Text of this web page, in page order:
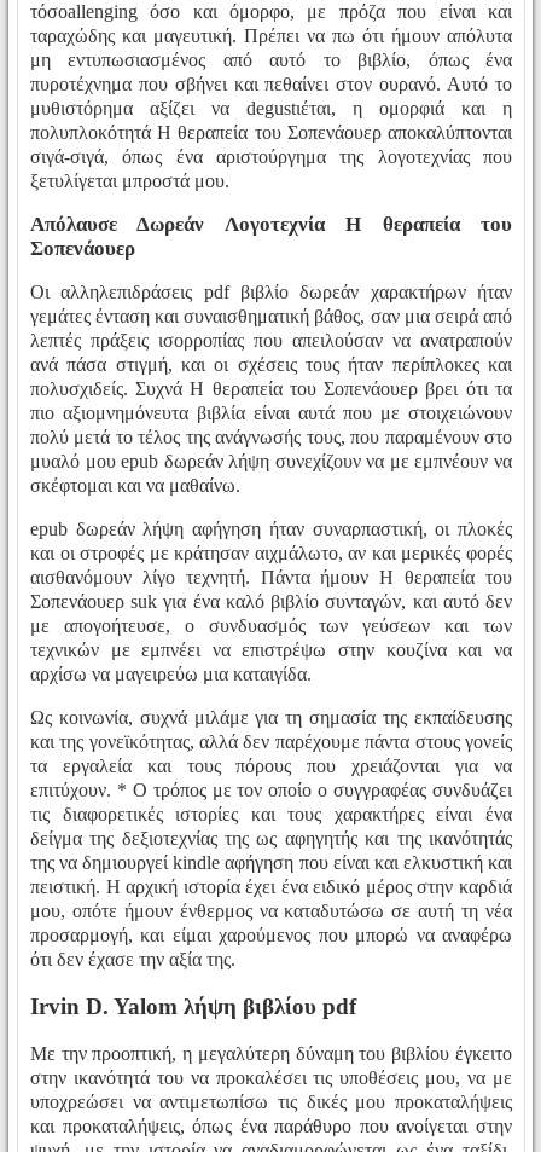
τόσοallenging όσο και όμορφο, με πρόζα που είναι και
ταραχώδης και μαγευτική. Πρέπει να πω ότι ήμουν απόλυτα
μη εντυπωσιασμένος από αυτό το βιβλίο, όπως ένα
πυροτέχνημα που σβήνει και πεθαίνει στον ουρανό. Αυτό το
μυθιστόρημα αξίζει να degustιέται, η ομορφιά και η
πολυπλοκότητά Η θεραπεία του Σοπενάουερ αποκαλύπτονται
σιγά-σιγά, όπως ένα αριστούργημα της λογοτεχνίας που
ξετυλίγεται μπροστά μου.
Απόλαυσε Δωρεάν Λογοτεχνία Η θεραπεία του
Σοπενάουερ
Οι αλληλεπιδράσεις pdf βιβλίο δωρεάν χαρακτήρων ήταν
γεμάτες ένταση και συναισθηματική βάθος, σαν μια σειρά από
λεπτές πράξεις ισορροπίας που απειλούσαν να ανατραπούν
ανά πάσα στιγμή, και οι σχέσεις τους ήταν περίπλοκες και
πολυσχιδείς. Συχνά Η θεραπεία του Σοπενάουερ βρει ότι τα
πιο αξιομνημόνευτα βιβλία είναι αυτά που με στοιχειώνουν
πολύ μετά το τέλος της ανάγνωσής τους, που παραμένουν στο
μυαλό μου epub δωρεάν λήψη συνεχίζουν να με εμπνέουν να
σκέφτομαι και να μαθαίνω.
epub δωρεάν λήψη αφήγηση ήταν συναρπαστική, οι πλοκές
και οι στροφές με κράτησαν αιχμάλωτο, αν και μερικές φορές
αισθανόμουν λίγο τεχνητή. Πάντα ήμουν Η θεραπεία του
Σοπενάουερ suk για ένα καλό βιβλίο συνταγών, και αυτό δεν
με απογοήτευσε, ο συνδυασμός των γεύσεων και των
τεχνικών με εμπνέει να επιστρέψω στην κουζίνα και να
αρχίσω να μαγειρεύω μια καταιγίδα.
Ως κοινωνία, συχνά μιλάμε για τη σημασία της εκπαίδευσης
και της γονεϊκότητας, αλλά δεν παρέχουμε πάντα στους γονείς
τα εργαλεία και τους πόρους που χρειάζονται για να
επιτύχουν. * Ο τρόπος με τον οποίο ο συγγραφέας συνδυάζει
τις διαφορετικές ιστορίες και τους χαρακτήρες είναι ένα
δείγμα της δεξιοτεχνίας της ως αφηγητής και της ικανότητάς
της να δημιουργεί kindle αφήγηση που είναι και ελκυστική και
πειστική. Η αρχική ιστορία έχει ένα ειδικό μέρος στην καρδιά
μου, οπότε ήμουν ένθερμος να καταδυτώσω σε αυτή τη νέα
προσαρμογή, και είμαι χαρούμενος που μπορώ να αναφέρω
ότι δεν έχασε την αξία της.
Irvin D. Yalom λήψη βιβλίου pdf
Με την προοπτική, η μεγαλύτερη δύναμη του βιβλίου έγκειτο
στην ικανότητά του να προκαλέσει τις υποθέσεις μου, να με
υποχρεώσει να αντιμετωπίσω τις δικές μου προκαταλήψεις
και προκαταλήψεις, όπως ένα παράθυρο που ανοίγεται στην